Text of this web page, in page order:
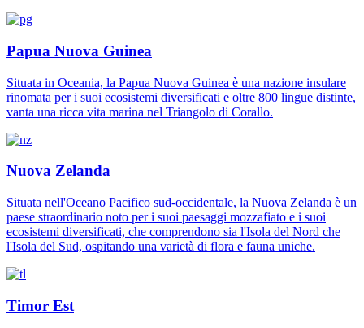
Papua Nuova Guinea
Situata in Oceania, la Papua Nuova Guinea è una nazione insulare
rinomata per i suoi ecosistemi diversificati e oltre 800 lingue distinte,
vanta una ricca vita marina nel Triangolo di Corallo.
Nuova Zelanda
Situata nell'Oceano Pacifico sud-occidentale, la Nuova Zelanda è un
paese straordinario noto per i suoi paesaggi mozzafiato e i suoi
ecosistemi diversificati, che comprendono sia l'Isola del Nord che
l'Isola del Sud, ospitando una varietà di flora e fauna uniche.
Timor Est